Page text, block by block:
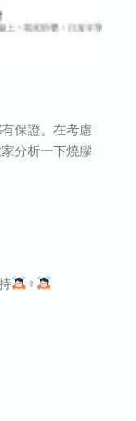
保證。在考慮
分析一下燒膠
‍♀‍